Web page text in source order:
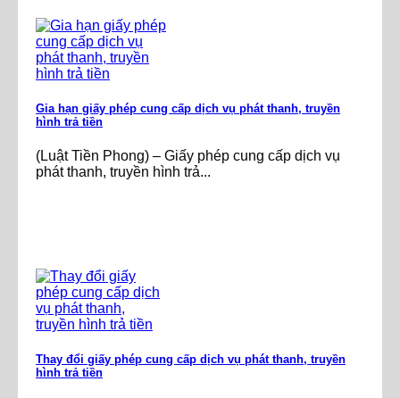
Gia hạn giấy phép cung cấp dịch vụ phát thanh, truyền
hình trả tiền
(Luật Tiền Phong) – Giấy phép cung cấp dịch vụ
phát thanh, truyền hình trả...
Thay đổi giấy phép cung cấp dịch vụ phát thanh, truyền
hình trả tiền